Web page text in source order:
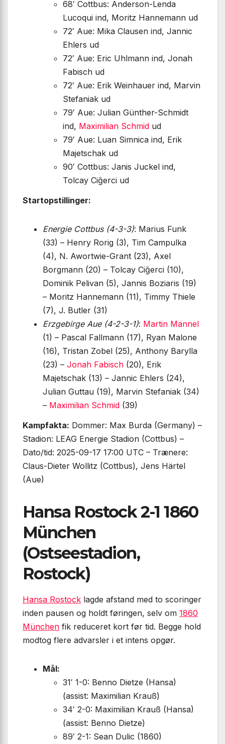
68′ Cottbus: Anderson-Lenda
Lucoqui ind, Moritz Hannemann ud
72′ Aue: Mika Clausen ind, Jannic
Ehlers ud
72′ Aue: Eric Uhlmann ind, Jonah
Fabisch ud
72′ Aue: Erik Weinhauer ind, Marvin
Stefaniak ud
79′ Aue: Julian Günther-Schmidt
ind, Maximilian Schmid ud
79′ Aue: Luan Simnica ind, Erik
Majetschak ud
90′ Cottbus: Janis Juckel ind,
Tolcay Ciğerci ud
Startopstillinger:
Energie Cottbus (4-3-3): Marius Funk
(33) – Henry Rorig (3), Tim Campulka
(4), N. Awortwie-Grant (23), Axel
Borgmann (20) – Tolcay Ciğerci (10),
Dominik Pelivan (5), Jannis Boziaris (19)
– Moritz Hannemann (11), Timmy Thiele
(7), J. Butler (31)
Erzgebirge Aue (4-2-3-1): Martin Männel
(1) – Pascal Fallmann (17), Ryan Malone
(16), Tristan Zobel (25), Anthony Barylla
(23) – Jonah Fabisch (20), Erik
Majetschak (13) – Jannic Ehlers (24),
Julian Guttau (19), Marvin Stefaniak (34)
– Maximilian Schmid (39)
Kampfakta: Dommer: Max Burda (Germany) –
Stadion: LEAG Energie Stadion (Cottbus) –
Dato/tid: 2025-09-17 17:00 UTC – Trænere:
Claus-Dieter Wollitz (Cottbus), Jens Härtel
(Aue)
Hansa Rostock 2-1 1860
München
(Ostseestadion,
Rostock)
Hansa Rostock lagde afstand med to scoringer
inden pausen og holdt føringen, selv om 1860
München fik reduceret kort før tid. Begge hold
modtog flere advarsler i et intens opgør.
Mål:
31′ 1-0: Benno Dietze (Hansa)
(assist: Maximilian Krauß)
34′ 2-0: Maximilian Krauß (Hansa)
(assist: Benno Dietze)
89′ 2-1: Sean Dulic (1860)